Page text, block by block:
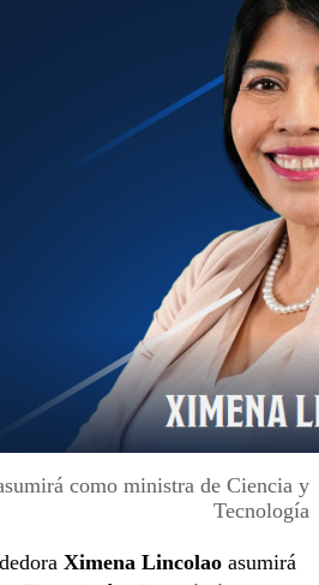
como ministra de Ciencia y
Tecnología
Ximena Lincolao asumirá